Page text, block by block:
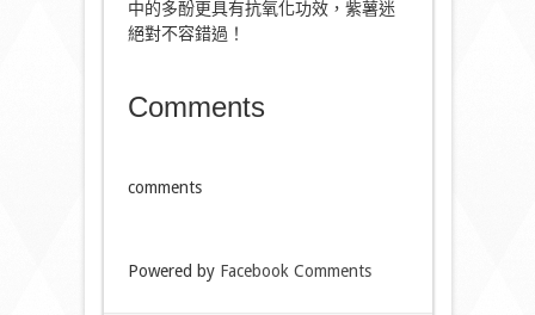
中的多酚更具有抗氧化功效，紫薯迷
絕對不容錯過！
Comments
comments
Powered by Facebook Comments